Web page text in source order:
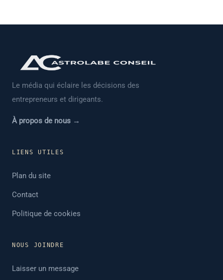
Le média qui éclaire les décisions des
entrepreneurs et dirigeants.
À propos de nous →
LIENS UTILES
Plan du site
Contact
Politique de cookies
NOUS JOINDRE
Laisser un message